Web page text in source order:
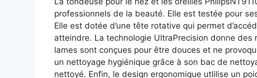
professionnels de la beauté. Elle est testée pour
Elle est dotée d’une tête rotative qui permet
atteindre. La technologie UltraPrecision donne des
lames sont conçues pour être douces et ne
un nettoyage hygiénique grâce à son bac de
nettoyé. Enfin, le design ergonomique utlilise un